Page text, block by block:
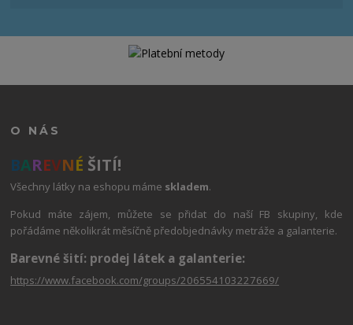
O NÁS
BAREVNÉ ŠITÍ!
Všechny látky na eshopu máme skladem.
Pokud máte zájem, můžete se přidat do naší FB skupiny, kde
pořádáme několikrát měsíčně předobjednávky metráže a galanterie.
Barevné šití: prodej látek a galanterie:
https://www.facebook.com/groups/206554103227669/